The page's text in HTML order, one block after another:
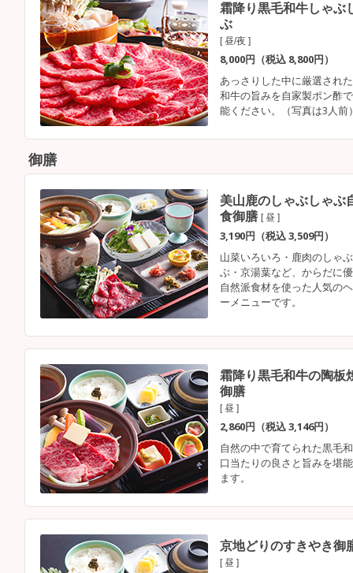
霜降り黒毛和牛しゃぶ
ぶ
[ 昼/夜 ]
8,000円（税込 8,800円）
あっさりした中に厳選され
和牛の旨みを自家製ポン酢
能ください。（写真は3人前
御膳
美山鹿のしゃぶしゃぶ
食御膳 [ 昼 ]
3,190円（税込 3,509円）
山菜いろいろ・鹿肉のしゃ
ぶ・京湯葉など、からだに
自然派食材を使った人気の
ーメニューです。
霜降り黒毛和牛の陶板
御膳
[ 昼 ]
2,860円（税込 3,146円）
自然の中で育てられた黒毛
口当たりの良さと旨みを堪
ます。
京地どりのすきやき御
[ 昼 ]